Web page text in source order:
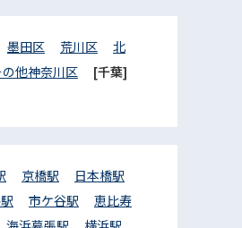
墨田区 荒川区
北
の他神奈川区
[千葉]
京橋駅
日本橋駅
市ケ谷駅
恵比寿